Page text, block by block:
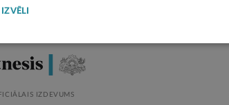
IZDEVUMS